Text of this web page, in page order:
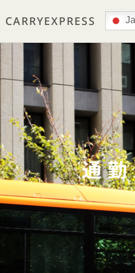
CARRYEXPRESS
通